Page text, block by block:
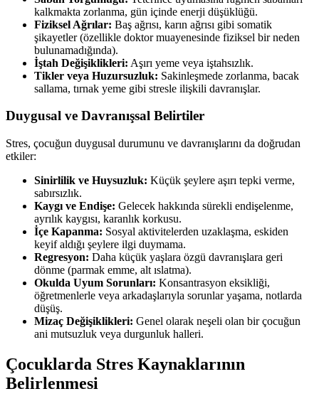
kalkmakta zorlanma, gün içinde enerji düşüklüğü.
Fiziksel Ağrılar: Baş ağrısı, karın ağrısı gibi somatik
şikayetler (özellikle doktor muayenesinde fiziksel bir neden
bulunamadığında).
İştah Değişiklikleri: Aşırı yeme veya iştahsızlık.
Tikler veya Huzursuzluk: Sakinleşmede zorlanma, bacak
sallama, tırnak yeme gibi stresle ilişkili davranışlar.
Duygusal ve Davranışsal Belirtiler
Stres, çocuğun duygusal durumunu ve davranışlarını da doğrudan
etkiler:
Sinirlilik ve Huysuzluk: Küçük şeylere aşırı tepki verme,
sabırsızlık.
Kaygı ve Endişe: Gelecek hakkında sürekli endişelenme,
ayrılık kaygısı, karanlık korkusu.
İçe Kapanma: Sosyal aktivitelerden uzaklaşma, eskiden
keyif aldığı şeylere ilgi duymama.
Regresyon: Daha küçük yaşlara özgü davranışlara geri
dönme (parmak emme, alt ıslatma).
Okulda Uyum Sorunları: Konsantrasyon eksikliği,
öğretmenlerle veya arkadaşlarıyla sorunlar yaşama, notlarda
düşüş.
Mizaç Değişiklikleri: Genel olarak neşeli olan bir çocuğun
ani mutsuzluk veya durgunluk halleri.
Çocuklarda Stres Kaynaklarının
Belirlenmesi